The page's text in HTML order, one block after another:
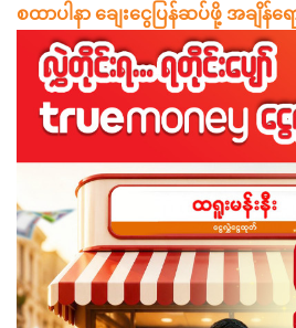
စထာပါနာ ချေးငွေပြန်ဆပ်ဖို့ အချိန်ရ